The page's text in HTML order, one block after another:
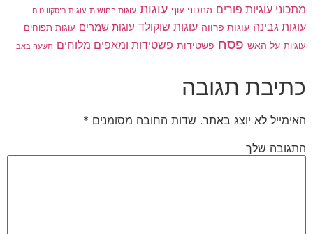
מתכוני עוגיות פורים מתכוני עוף עוגות עוגות בחושות עוגות ביסקוויטים
עוגות גבינה עוגות פרווה עוגות שוקולד עוגות שמרים עוגות תפוחים
עוגיות על האש פסח פשטידות פשטידות ומאפים מלוחים תשעה באב
כתיבת תגובה
האימייל לא יוצג באתר. שדות החובה מסומנים *
התגובה שלך